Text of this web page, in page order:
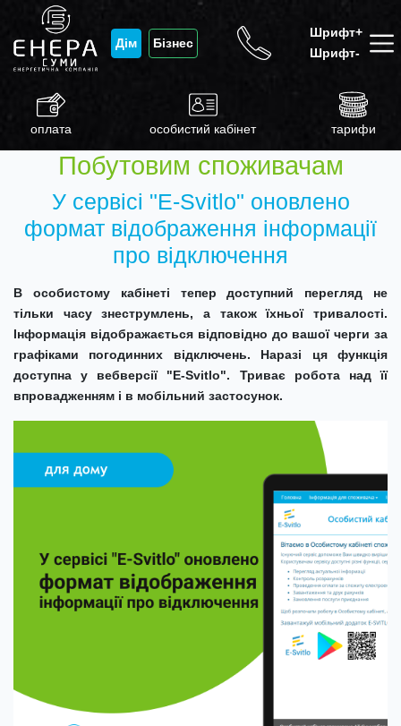
Дім Бізнес
Шрифт+
Шрифт-
оплата особистий кабінет тарифи
Побутовим споживачам
У сервісі "E-Svitlo" оновлено
формат відображення інформації
про відключення
В особистому кабінеті тепер доступний перегляд не
тільки часу знеструмлень, а також їхньої тривалості.
Інформація відображається відповідно до вашої черги за
графіками погодинних відключень. Наразі ця функція
доступна у вебверсії "E-Svitlo". Триває робота над її
впровадженням і в мобільний застосунок.